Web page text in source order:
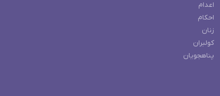
اعدام
احکام
زنان
کولبران
پناهجویان